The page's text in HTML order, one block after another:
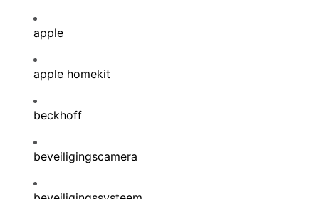
apple
apple homekit
beckhoff
beveiligingscamera